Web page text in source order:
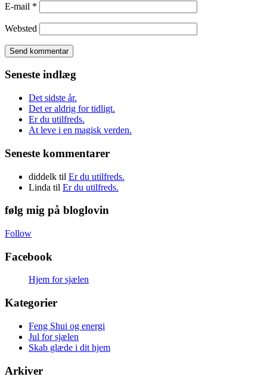
E-mail *
Websted
Seneste indlæg
Det sidste år.
Det er aldrig for tidligt.
Er du utilfreds.
At leve i en magisk verden.
Seneste kommentarer
diddelk til Er du utilfreds.
Linda til Er du utilfreds.
følg mig på bloglovin
Follow
Facebook
Hjem for sjælen
Kategorier
Feng Shui og energi
Jul for sjælen
Skab glæde i dit hjem
Arkiver